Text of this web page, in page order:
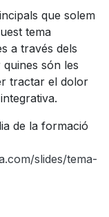
que solem
tema
a través dels
són les
tractar el dolor
de la formació
slides/tema-